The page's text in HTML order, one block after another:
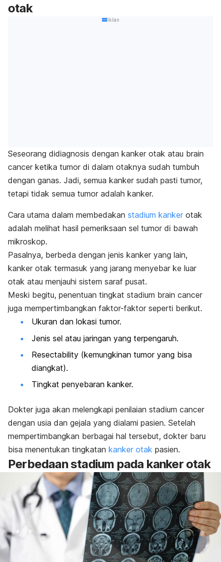
otak
Iklan
Seseorang didiagnosis dengan kanker otak atau brain
cancer ketika tumor di dalam otaknya sudah tumbuh
dengan ganas. Jadi, semua kanker sudah pasti tumor,
tetapi tidak semua tumor adalah kanker.
Cara utama dalam membedakan stadium kanker otak
adalah melihat hasil pemeriksaan sel tumor di bawah
mikroskop.
Pasalnya, berbeda dengan jenis kanker yang lain,
kanker otak termasuk yang jarang menyebar ke luar
otak atau menjauhi sistem saraf pusat.
Meski begitu, penentuan tingkat stadium brain cancer
juga mempertimbangkan faktor-faktor seperti berikut.
Ukuran dan lokasi tumor.
Jenis sel atau jaringan yang terpengaruh.
Resectability (kemungkinan tumor yang bisa
diangkat).
Tingkat penyebaran kanker.
Dokter juga akan melengkapi penilaian stadium cancer
dengan usia dan gejala yang dialami pasien. Setelah
mempertimbangkan berbagai hal tersebut, dokter baru
bisa menentukan tingkatan kanker otak pasien.
Perbedaan stadium pada kanker otak